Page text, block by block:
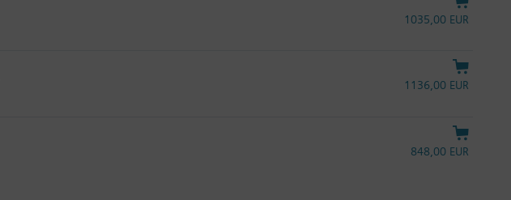
1035,00 EUR
1136,00 EUR
848,00 EUR